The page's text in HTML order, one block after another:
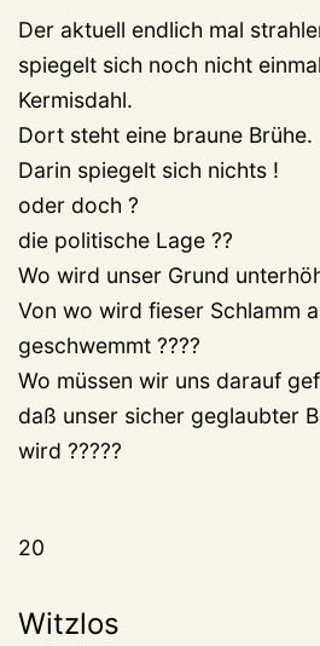
Der aktuell endlich mal
spiegelt sich noch nicht
Kermisdahl.
Dort steht eine braune Brühe.
Darin spiegelt sich nichts !
oder doch ?
die politische Lage ??
Wo wird unser Grund
Von wo wird fieser Schlamm
geschwemmt ????
Wo müssen wir uns darauf
daß unser sicher geglaubter
wird ?????
20
Witzlos